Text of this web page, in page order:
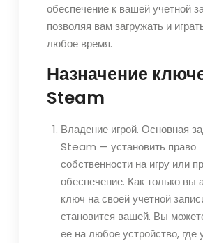
обеспечение к вашей учетной
позволяя вам загружать и
любое время.
Назначение
Steam
Владение игрой. Основная
Steam — установить право
собственности на игру или
обеспечение. Как только вы
ключ на своей учетной
становится вашей. Вы
ее на любое устройство, где